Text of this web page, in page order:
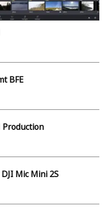
BFE
Mic Mini 2S